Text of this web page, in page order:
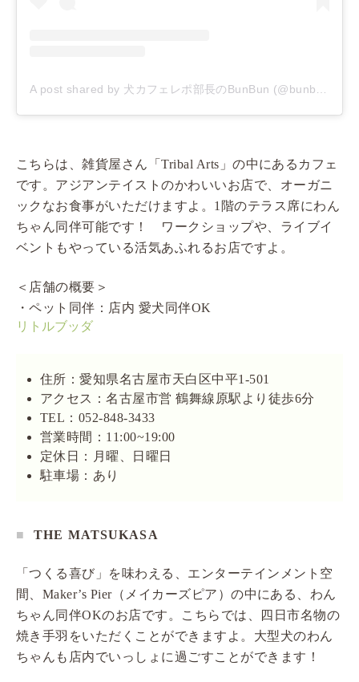
A post shared by 犬カフェレポ部長のBunBun (@bunbunshop)
こちらは、雑貨屋さん「Tribal Arts」の中にあるカフェ
です。アジアンテイストのかわいいお店で、オーガニ
ックなお食事がいただけますよ。1階のテラス席にわん
ちゃん同伴可能です！ ワークショップや、ライブイ
ベントもやっている活気あふれるお店ですよ。
＜店舗の概要＞
・ペット同伴：店内 愛犬同伴OK
リトルブッダ
住所：愛知県名古屋市天白区中平1-501
アクセス：名古屋市営 鶴舞線原駅より徒歩6分
TEL：052-848-3433
営業時間：11:00~19:00
定休日：月曜、日曜日
駐車場：あり
THE MATSUKASA
「つくる喜び」を味わえる、エンターテインメント空
間、Maker’s Pier（メイカーズピア）の中にある、わん
ちゃん同伴OKのお店です。こちらでは、四日市名物の
焼き手羽をいただくことができますよ。大型犬のわん
ちゃんも店内でいっしょに過ごすことができます！